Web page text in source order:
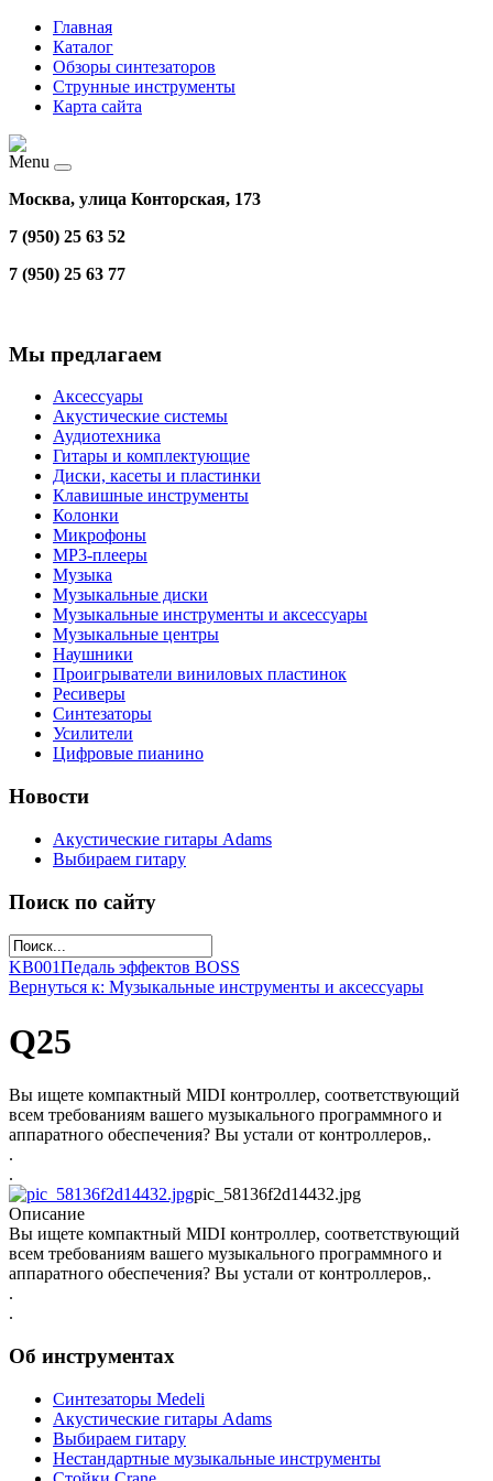
Главная
Каталог
Обзоры синтезаторов
Струнные инструменты
Карта сайта
Menu
Москва, улица Конторская, 173
7 (950) 25 63 52
7 (950) 25 63 77
Мы предлагаем
Аксессуары
Акустические системы
Аудиотехника
Гитары и комплектующие
Диски, касеты и пластинки
Клавишные инструменты
Колонки
Микрофоны
МР3-плееры
Музыка
Музыкальные диски
Музыкальные инструменты и аксессуары
Музыкальные центры
Наушники
Проигрыватели виниловых пластинок
Ресиверы
Синтезаторы
Усилители
Цифровые пианино
Новости
Акустические гитары Adams
Выбираем гитару
Поиск по сайту
KB001Педаль эффектов BOSS
Вернуться к: Музыкальные инструменты и аксессуары
Q25
Вы ищете компактный MIDI контроллер, соответствующий
всем требованиям вашего музыкального программного и
аппаратного обеспечения? Вы устали от контроллеров,.
.
.
pic_58136f2d14432.jpg
Описание
Вы ищете компактный MIDI контроллер, соответствующий
всем требованиям вашего музыкального программного и
аппаратного обеспечения? Вы устали от контроллеров,.
.
.
Об инструментах
Синтезаторы Мedeli
Акустические гитары Adams
Выбираем гитару
Нестандартные музыкальные инструменты